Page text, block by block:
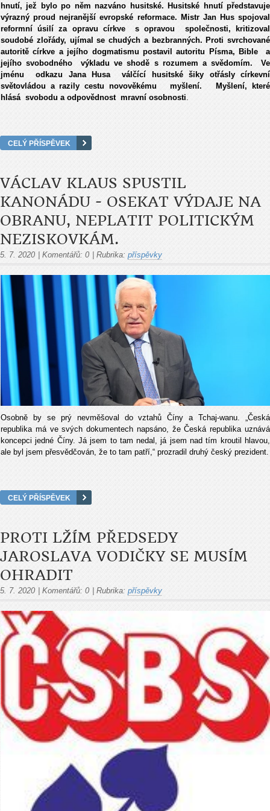
hnutí, jež bylo po něm nazváno husitské. Husitské hnutí představuje
výrazný proud nejranější evropské reformace. Mistr Jan Hus spojoval
reformní úsilí za opravu církve s opravou společnosti, kritizoval
soudobé zlořády, ujímal se chudých a bezbranných. Proti svrchované
autoritě církve a jejího dogmatismu postavil autoritu Písma, Bible a
jejího svobodného výkladu ve shodě s rozumem a svědomím. Ve
jménu odkazu Jana Husa válčící husitské šiky otřásly církevní
světovládou a razily cestu novověkému myšlení. Myšlení, které
hlásá svobodu a odpovědnost mravní osobnosti
CELÝ PŘÍSPĚVEK
VÁCLAV KLAUS SPUSTIL
KANONÁDU - OSEKAT VÝDAJE NA
OBRANU, NEPLATIT POLITICKÝM
NEZISKOVKÁM.
5. 7. 2020 | Komentářů: 0 | Rubrika: příspěvky
Osobně by se prý nevměšoval do vztahů Číny a Tchaj-wanu. „Česká
republika má ve svých dokumentech napsáno, že Česká republika uznává
koncepci jedné Číny. Já jsem to tam nedal, já jsem nad tím kroutil hlavou,
ale byl jsem přesvědčován, že to tam patří,“ prozradil druhý český prezident.
CELÝ PŘÍSPĚVEK
PROTI LŽÍM PŘEDSEDY
JAROSLAVA VODIČKY SE MUSÍM
OHRADIT
5. 7. 2020 | Komentářů: 0 | Rubrika: příspěvky